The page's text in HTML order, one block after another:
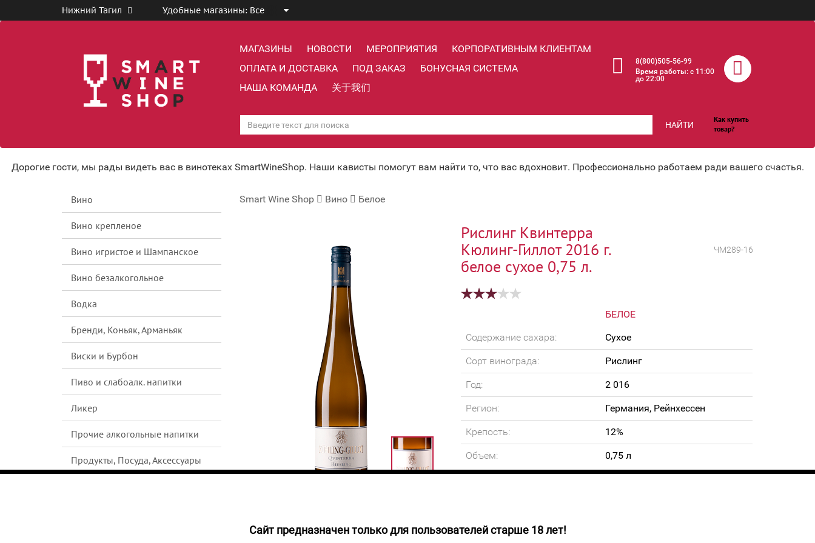
Нижний Тагил Удобные магазины: Все
МАГАЗИНЫ НОВОСТИ МЕРОПРИЯТИЯ
КОРПОРАТИВНЫМ КЛИЕНТАМ
ОПЛАТА И ДОСТАВКА
ПОД ЗАКАЗ
БОНУСНАЯ СИСТЕМА
НАША КОМАНДА
关于我们
8(800)505-56-99
Время работы: c 11:00
до 22:00
НАЙТИ
Как купить
товар?
Дорогие гости, мы рады видеть вас в винотеках SmartWineShop. Наши кависты помогут вам найти то, что вас вдохновит. Профессионально работаем ради вашего счастья.
Вино
Вино крепленое
Вино игристое и Шампанское
Вино безалкогольное
Водка
Бренди, Коньяк, Арманьяк
Виски и Бурбон
Пиво и слабоалк. напитки
Ликер
Прочие алкогольные напитки
Продукты, Посуда, Аксессуары
Smart Wine Shop Вино Белое
Рислинг Квинтерра
Кюлинг-Гиллот 2016 г.
белое сухое 0,75 л.
ЧМ289-16
БЕЛОЕ
Содержание сахара:
Сухое
Сорт винограда: Рислинг
Год: 2 016
Регион: Германия, Рейнхессен
Крепость: 12%
Объем: 0,75 л
НЕТ В НАЛИЧИИ
Вино соломенного цвета с зеленоватыми бликами. Аромат
Cайт предназначен только для пользователей старше 18 лет!